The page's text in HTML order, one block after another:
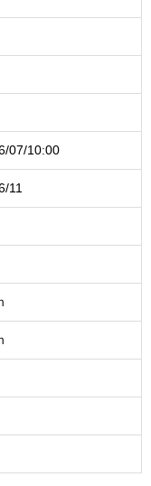
07/10:00
11